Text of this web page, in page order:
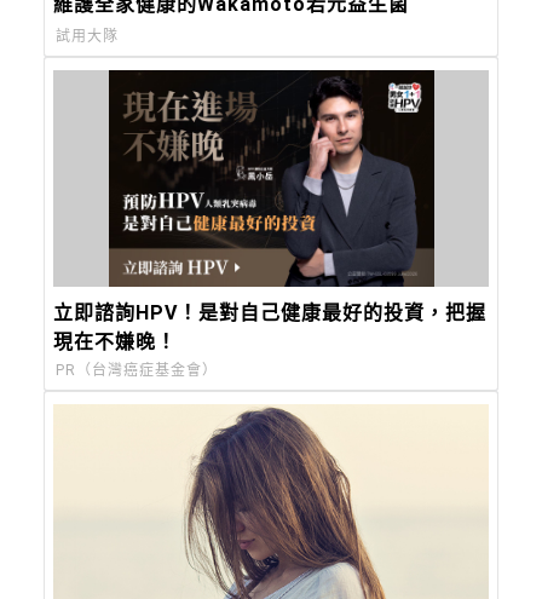
試用大隊
立即諮詢HPV！是對自己健康最好的投資，把握
現在不嫌晚！
PR（台灣癌症基金會）